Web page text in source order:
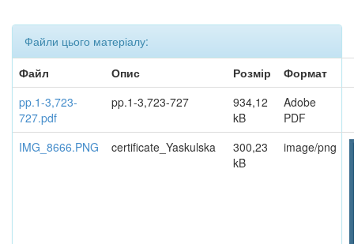
Файли цього матеріалу:
Файл
Опис Розмір
Формат
pp.1-3,723-
727.pdf
pp.1-3,723-727
934,12
kB
Adobe
PDF
IMG_8666.PNG
certificate_Yaskulska
300,23
kB
image/png